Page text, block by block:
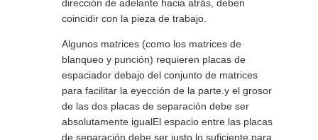
dirección de adelante hacia atrás, deben
coincidir con la pieza de trabajo.
Algunos matrices (como los matrices de
blanqueo y punción) requieren placas de
espaciador debajo del conjunto de matrices
para facilitar la eyección de la parte.y el grosor
de las dos placas de separación debe ser
absolutamente igualEl espacio entre las placas
de separación debe ser justo lo suficiente para